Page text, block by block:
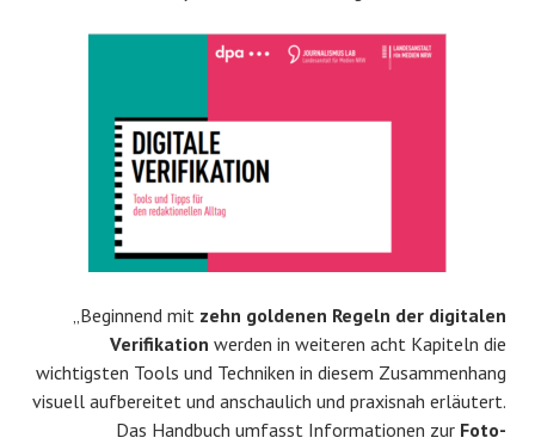
„Beginnend mit zehn goldenen Regeln der digitalen
Verifikation werden in weiteren acht Kapiteln die
wichtigsten Tools und Techniken in diesem Zusammenhang
visuell aufbereitet und anschaulich und praxisnah erläutert.
Das Handbuch umfasst Informationen zur Foto-